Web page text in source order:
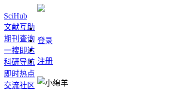
SciHub
文献互助
期刊查询
一搜即达
科研导航
即时热点
交流社区
登录
注册